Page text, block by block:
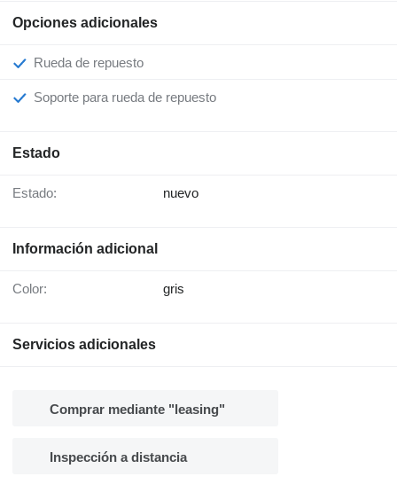
Opciones adicionales
Rueda de repuesto
Soporte para rueda de repuesto
Estado
Estado: nuevo
Información adicional
Color: gris
Servicios adicionales
Comprar mediante "leasing"
Inspección a distancia